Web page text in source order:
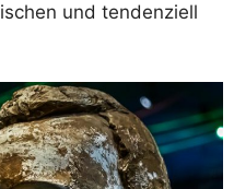
und tendenziell